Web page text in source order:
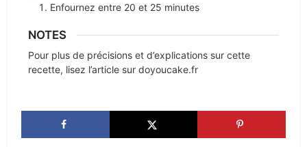
Enfournez entre 20 et 25 minutes
NOTES
Pour plus de précisions et d’explications sur cette
recette, lisez l’article sur doyoucake.fr